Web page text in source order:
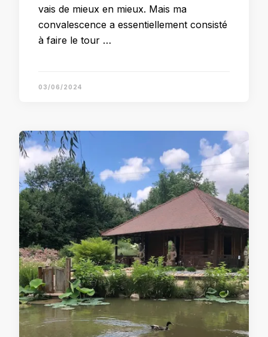
vais de mieux en mieux. Mais ma
convalescence a essentiellement consisté
à faire le tour …
03/06/2024